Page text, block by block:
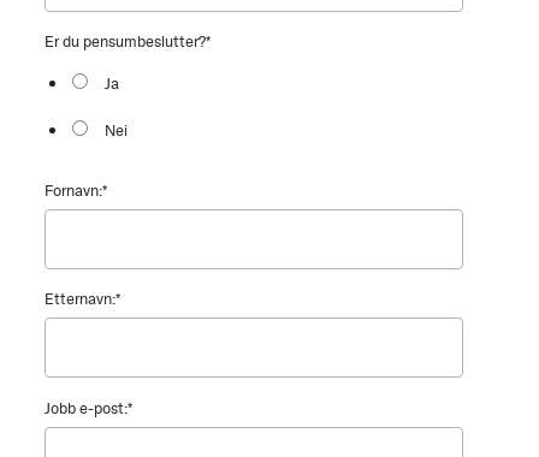
Er du pensumbeslutter?*
Ja
Nei
Fornavn:*
Etternavn:*
Jobb e-post:*